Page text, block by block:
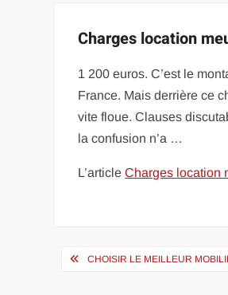
Charges location
1 200 euros. C’est le
France. Mais derrière ce
vite floue. Clauses
la confusion n’a …
L’articleCharges location
Navigation
CHOISIR LE MEILLEUR